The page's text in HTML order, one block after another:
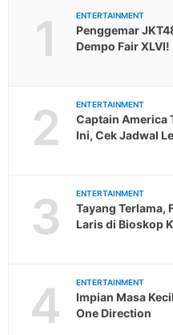
1 ENTERTAINMENT
Penggemar
Dempo Fair XLVI!
2 ENTERTAINMENT
Captain America
Ini, Cek Jadwal
3 ENTERTAINMENT
Tayang Terlama,
Laris di Bioskop
4 ENTERTAINMENT
Impian Masa
One Direction